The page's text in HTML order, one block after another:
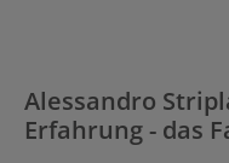
Alessandro
Erfahrung - das